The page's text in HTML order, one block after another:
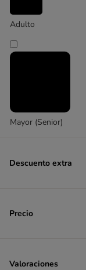
Adulto
Mayor (Senior)
Descuento extra
Precio
Valoraciones